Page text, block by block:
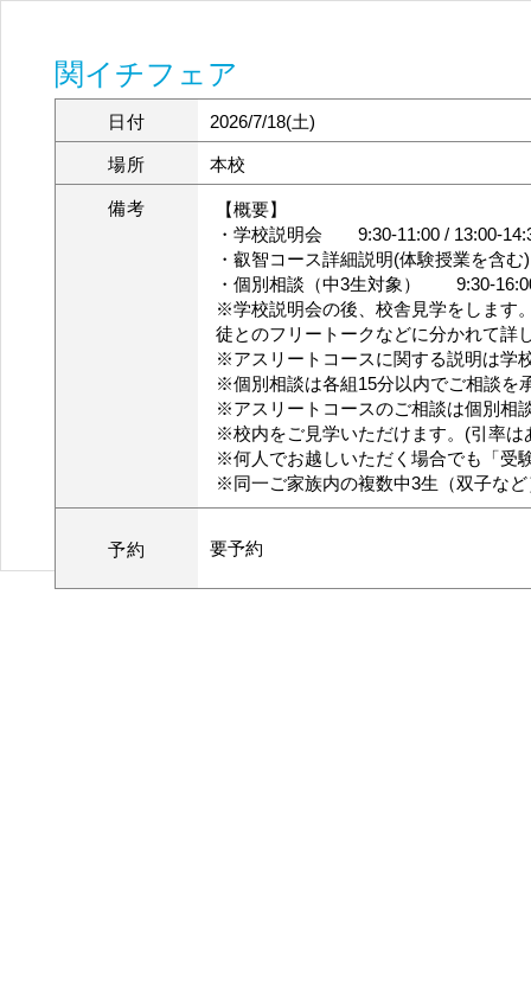
関イチフェア
日付 2026/7/18(土)
場所 本校
備考
【概要】
・学校説明会 9:30-11:00 / 13:00-
・叡智コース詳細説明(体験授業を
・個別相談（中3生対象） 9:30-
※学校説明会の後、校舎見学をします
徒とのフリートークなどに分かれて詳
※アスリートコースに関する説明は学
※個別相談は各組15分以内でご相談を
※アスリートコースのご相談は個別相
※校内をご見学いただけます。(引率は
※何人でお越しいただく場合でも「受
※同一ご家族内の複数中3生（双子な
予約 要予約